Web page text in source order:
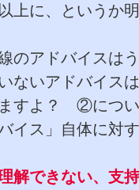
上に、というか
のアドバイスは
ないアドバイス
すよ？ ②につい
イス」自体に対
解できない、支